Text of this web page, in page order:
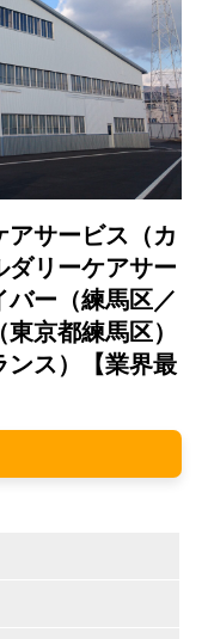
サービス（カ
リーケアサー
バー（練馬区／
京都練馬区）
ンス）【業界最